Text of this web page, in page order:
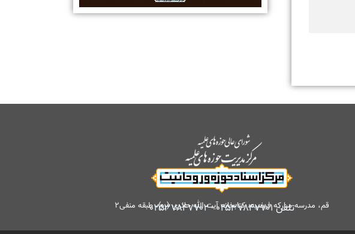
قم، مدرسه مبارکه فیضیه، کتابخانه آیت الله حائری (ره)، طبقه منفی۲
تلفن۰۲۵۳۷۸۴۷۷۰۱-۰۲۵۳۷۸۴۷۷۰۲